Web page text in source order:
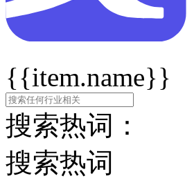
{{item.name}}
搜索热词：
搜索热词